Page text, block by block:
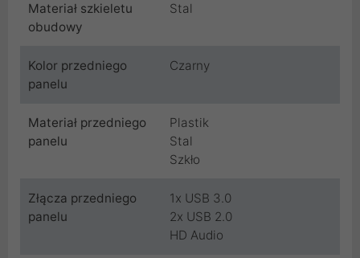
Materiał szkieletu
obudowy
Stal
Kolor przedniego
panelu
Czarny
Materiał przedniego
panelu
Plastik
Stal
Szkło
Złącza przedniego
panelu
1x USB 3.0
2x USB 2.0
HD Audio